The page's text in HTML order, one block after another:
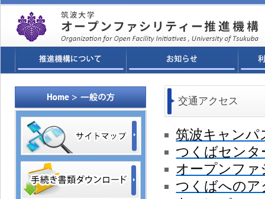
交通アクセス
筑波キャンパ
つくばセンタ
オープンファ
つくばへのア